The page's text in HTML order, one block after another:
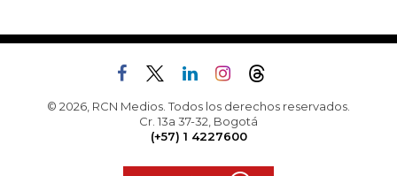
© 2026, RCN Medios. Todos los derechos reservados.
Cr. 13a 37-32, Bogotá
(+57) 1 4227600